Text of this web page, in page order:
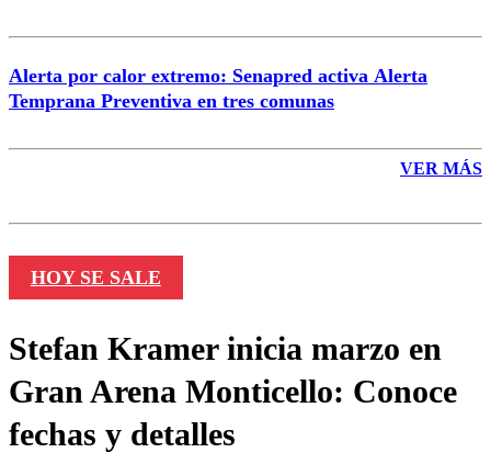
Alerta por calor extremo: Senapred activa Alerta
Temprana Preventiva en tres comunas
VER MÁS
HOY SE SALE
Stefan Kramer inicia marzo en
Gran Arena Monticello: Conoce
fechas y detalles